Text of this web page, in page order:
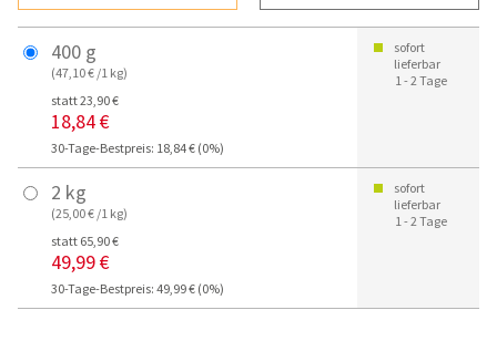
400 g
(47,10 € /1 kg)
statt 23,90 €
18,84 €
30-Tage-Bestpreis: 18,84 € (0%)
sofort
lieferbar
1 - 2 Tage
2 kg
(25,00 € /1 kg)
statt 65,90 €
49,99 €
30-Tage-Bestpreis: 49,99 € (0%)
sofort
lieferbar
1 - 2 Tage